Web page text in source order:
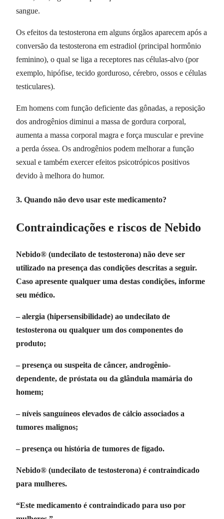
sangue.
Os efeitos da testosterona em alguns órgãos aparecem após a
conversão da testosterona em estradiol (principal hormônio
feminino), o qual se liga a receptores nas células-alvo (por
exemplo, hipófise, tecido gorduroso, cérebro, ossos e células
testiculares).
Em homens com função deficiente das gônadas, a reposição
dos androgênios diminui a massa de gordura corporal,
aumenta a massa corporal magra e força muscular e previne
a perda óssea. Os androgênios podem melhorar a função
sexual e também exercer efeitos psicotrópicos positivos
devido à melhora do humor.
3. Quando não devo usar este medicamento?
Contraindicações e riscos de Nebido
Nebido® (undecilato de testosterona) não deve ser
utilizado na presença das condições descritas a seguir.
Caso apresente qualquer uma destas condições, informe
seu médico.
– alergia (hipersensibilidade) ao undecilato de
testosterona ou qualquer um dos componentes do
produto;
– presença ou suspeita de câncer, androgênio-
dependente, de próstata ou da glândula mamária do
homem;
– níveis sanguíneos elevados de cálcio associados a
tumores malignos;
– presença ou história de tumores de fígado.
Nebido® (undecilato de testosterona) é contraindicado
para mulheres.
“Este medicamento é contraindicado para uso por